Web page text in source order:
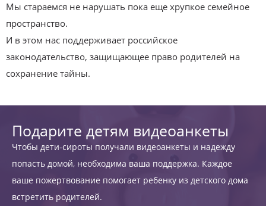
Мы стараемся не нарушать пока еще хрупкое семейное
пространство.
И в этом нас поддерживает российское
законодательство, защищающее право родителей на
сохранение тайны.
Подарите детям видеоанкеты
Чтобы дети-сироты получали видеоанкеты и надежду
попасть домой, необходима ваша поддержка. Каждое
ваше пожертвование помогает ребенку из детского дома
встретить родителей.